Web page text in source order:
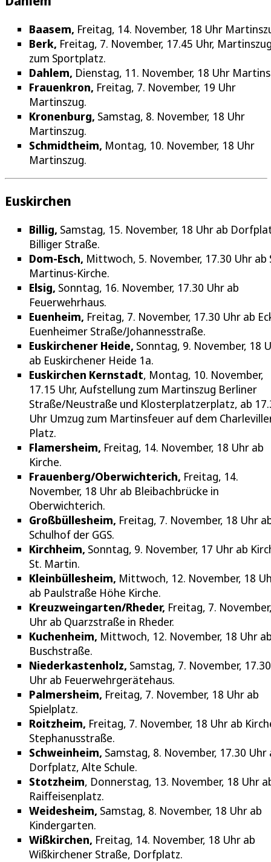
Baasem, Freitag, 14. November, 18 Uhr
Berk, Freitag, 7. November, 17.45 Uhr,
zum Sportplatz.
Dahlem, Dienstag, 11. November, 18 Uhr
Frauenkron, Freitag, 7. November, 19 Uhr
Martinszug.
Kronenburg, Samstag, 8. November, 18 Uhr
Martinszug.
Schmidtheim, Montag, 10. November, 18 Uhr
Martinszug.
Euskirchen
Billig, Samstag, 15. November, 18 Uhr ab
Billiger Straße.
Dom-Esch, Mittwoch, 5. November, 17.30 Uhr ab
Martinus-Kirche.
Elsig, Sonntag, 16. November, 17.30 Uhr ab
Feuerwehrhaus.
Euenheim, Freitag, 7. November, 17.30 Uhr ab
Euenheimer Straße/Johannesstraße.
Euskirchener Heide, Sonntag, 9. November, 18
ab Euskirchener Heide 1a.
Euskirchen Kernstadt, Montag, 10. November,
17.15 Uhr, Aufstellung zum Martinszug Berliner
Straße/Neustraße und Klosterplatzerplatz, ab
Uhr Umzug zum Martinsfeuer auf dem
Platz.
Flamersheim, Freitag, 14. November, 18 Uhr ab
Kirche.
Frauenberg/Oberwichterich, Freitag, 14.
November, 18 Uhr ab Bleibachbrücke in
Oberwichterich.
Großbüllesheim, Freitag, 7. November, 18 Uhr
Schulhof der GGS.
Kirchheim, Sonntag, 9. November, 17 Uhr ab
St. Martin.
Kleinbüllesheim, Mittwoch, 12. November, 18
ab Paulstraße Höhe Kirche.
Kreuzweingarten/Rheder, Freitag, 7.
Uhr ab Quarzstraße in Rheder.
Kuchenheim, Mittwoch, 12. November, 18 Uhr
Buschstraße.
Niederkastenholz, Samstag, 7. November, 17.30
Uhr ab Feuerwehrgerätehaus.
Palmersheim, Freitag, 7. November, 18 Uhr ab
Spielplatz.
Roitzheim, Freitag, 7. November, 18 Uhr ab
Stephanusstraße.
Schweinheim, Samstag, 8. November, 17.30 Uhr
Dorfplatz, Alte Schule.
Stotzheim, Donnerstag, 13. November, 18 Uhr
Raiffeisenplatz.
Weidesheim, Samstag, 8. November, 18 Uhr ab
Kindergarten.
Wißkirchen, Freitag, 14. November, 18 Uhr ab
Wißkirchener Straße, Dorfplatz.